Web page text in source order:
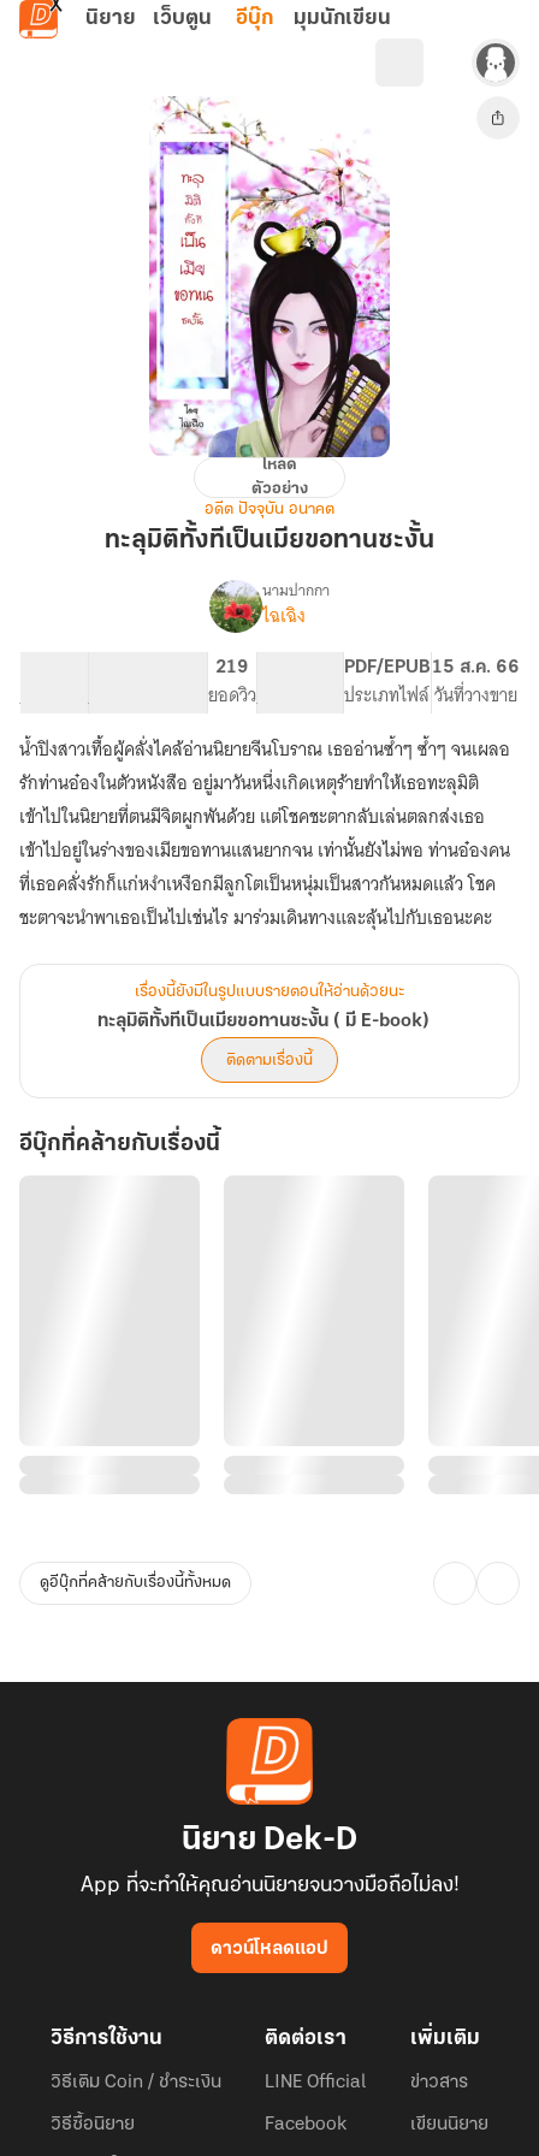
ข้ามไปยังเนื้อหาหลัก
นิยาย เว็บตูน อีบุ๊ก มุมนักเขียน
ทั้งที
ขอทาน
โหลด
ตัวอย่าง
อดีต ปัจจุบัน อนาคต
ทะลุมิติทั้งทีเป็นเมียขอทานซะงั้น
เรื่อง
เมีย
ขอทาน
ซะ
งั้น
(
มี
E-
book)
นามปากกา
ไฉเฉิง
จำนวนคำ จำนวนหน้า (A5)
219
ยอดวิวระดับเนื้อหา
PDF/EPUB
ประเภทไฟล์
15 ส.ค. 66
วันที่วางขาย
น้ำปิงสาวเทื้อผู้คลั่งไคล้อ่านนิยายจีนโบราณ เธออ่านซ้ำๆ ซ้ำๆ จนเผลอ
รักท่านอ๋องในตัวหนังสือ อยู่มาวันหนึ่งเกิดเหตุร้ายทำให้เธอทะลุมิติ
เข้าไปในนิยายที่ตนมีจิตผูกพันด้วย แต่โชคชะตากลับเล่นตลกส่งเธอ
เข้าไปอยู่ในร่างของเมียขอทานแสนยากจน เท่านั้นยังไม่พอ ท่านอ๋องคน
ที่เธอคลั่งรักก็แก่หงำเหงือกมีลูกโตเป็นหนุ่มเป็นสาวกันหมดแล้ว โชค
ชะตาจะนำพาเธอเป็นไปเช่นไร มาร่วมเดินทางและลุ้นไปกับเธอนะคะ
เรื่องนี้ยังมีในรูปแบบรายตอนให้อ่านด้วยนะ
ทะลุมิติทั้งทีเป็นเมียขอทานซะงั้น ( มี E-book)
ติดตามเรื่องนี้
อีบุ๊กที่คล้ายกับเรื่องนี้
ดูอีบุ๊กที่คล้ายกับเรื่องนี้ทั้งหมด
นิยาย Dek-D
App ที่จะทำให้คุณอ่านนิยายจนวางมือถือไม่ลง!
ดาวน์โหลดแอป
วิธีการใช้งาน
วิธีเติม Coin / ชำระเงิน
วิธีซื้อนิยาย
ติดต่อเรา
LINE Official
Facebook
เพิ่มเติม
ข่าวสาร
เขียนนิยาย